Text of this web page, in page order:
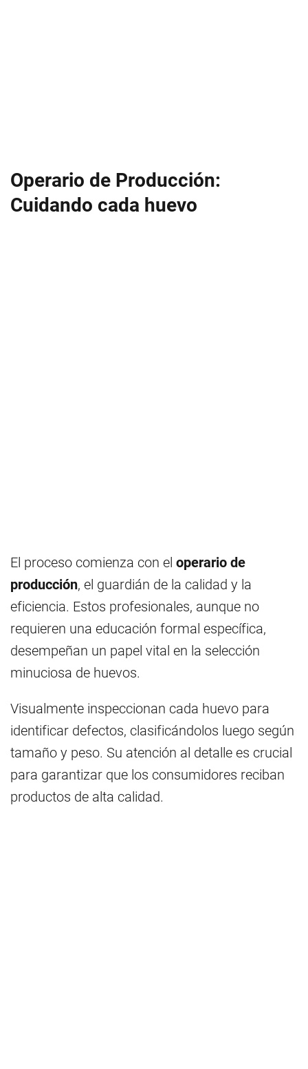
Operario de Producción:
Cuidando cada huevo
El proceso comienza con el operario de
producción, el guardián de la calidad y la
eficiencia. Estos profesionales, aunque no
requieren una educación formal específica,
desempeñan un papel vital en la selección
minuciosa de huevos.
Visualmente inspeccionan cada huevo para
identificar defectos, clasificándolos luego según
tamaño y peso. Su atención al detalle es crucial
para garantizar que los consumidores reciban
productos de alta calidad.